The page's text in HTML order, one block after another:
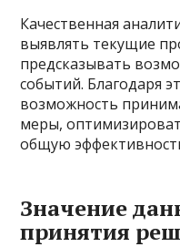
Качественная
выявлять текущие
предсказывать
событий. Благодаря
возможность
меры,
общую
Значение
принятия